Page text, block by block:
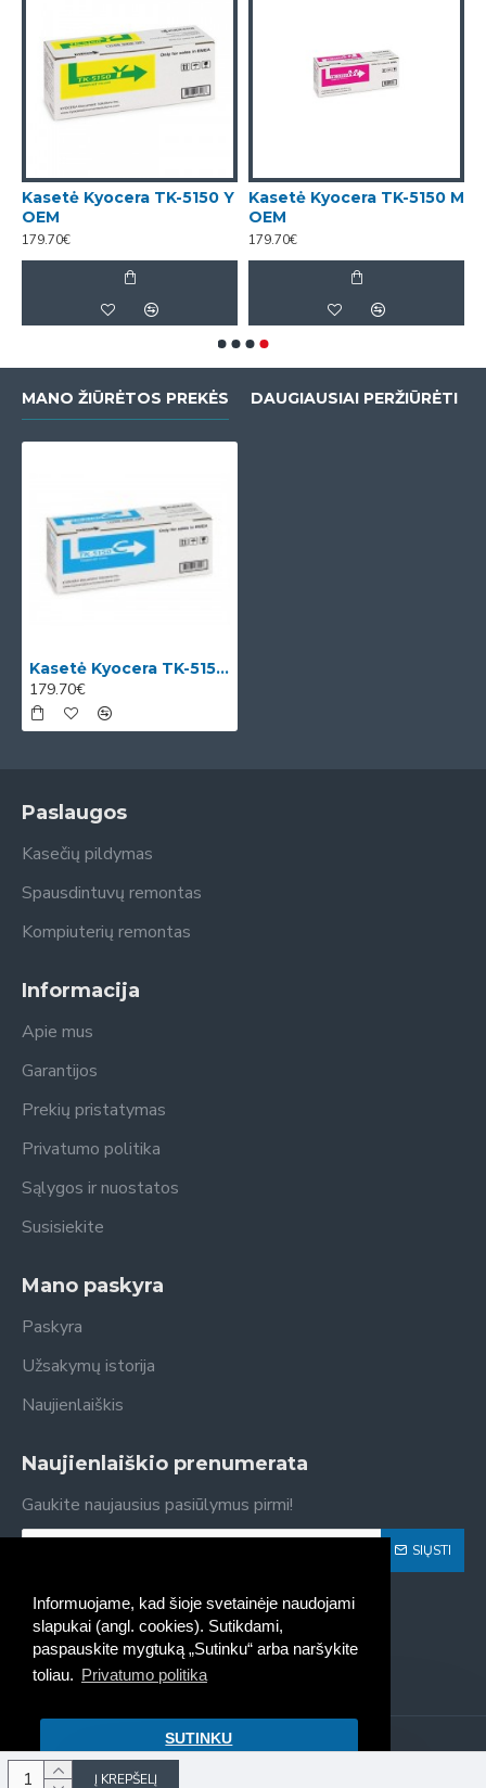
Informuojame, kad šioje svetainėje naudojami
slapukai (angl. cookies). Sutikdami,
paspauskite mygtuką „Sutinku“ arba naršykite
toliau. Privatumo politika
SUTINKU
Į KREPŠELĮ
Kasetė Kyocera TK-5150 Y
OEM
179.70€
Kasetė Kyocera TK-5150 M
OEM
179.70€
MANO ŽIŪRĖTOS PREKĖS DAUGIAUSIAI PERŽIŪRĖTI
Kasetė Kyocera TK-5150 C OEM
179.70€
Paslaugos
Kasečių pildymas
Spausdintuvų remontas
Kompiuterių remontas
Informacija
Apie mus
Garantijos
Prekių pristatymas
Privatumo politika
Sąlygos ir nuostatos
Susisiekite
Mano paskyra
Paskyra
Užsakymų istorija
Naujienlaiškis
Naujienlaiškio prenumerata
Gaukite naujausius pasiūlymus pirmi!
SIŲSTI
Susipažinau ir sutinku su Privatumo politika
Kaseta - spausdintuvų kasečių
pildymas, pardavimas © 2022